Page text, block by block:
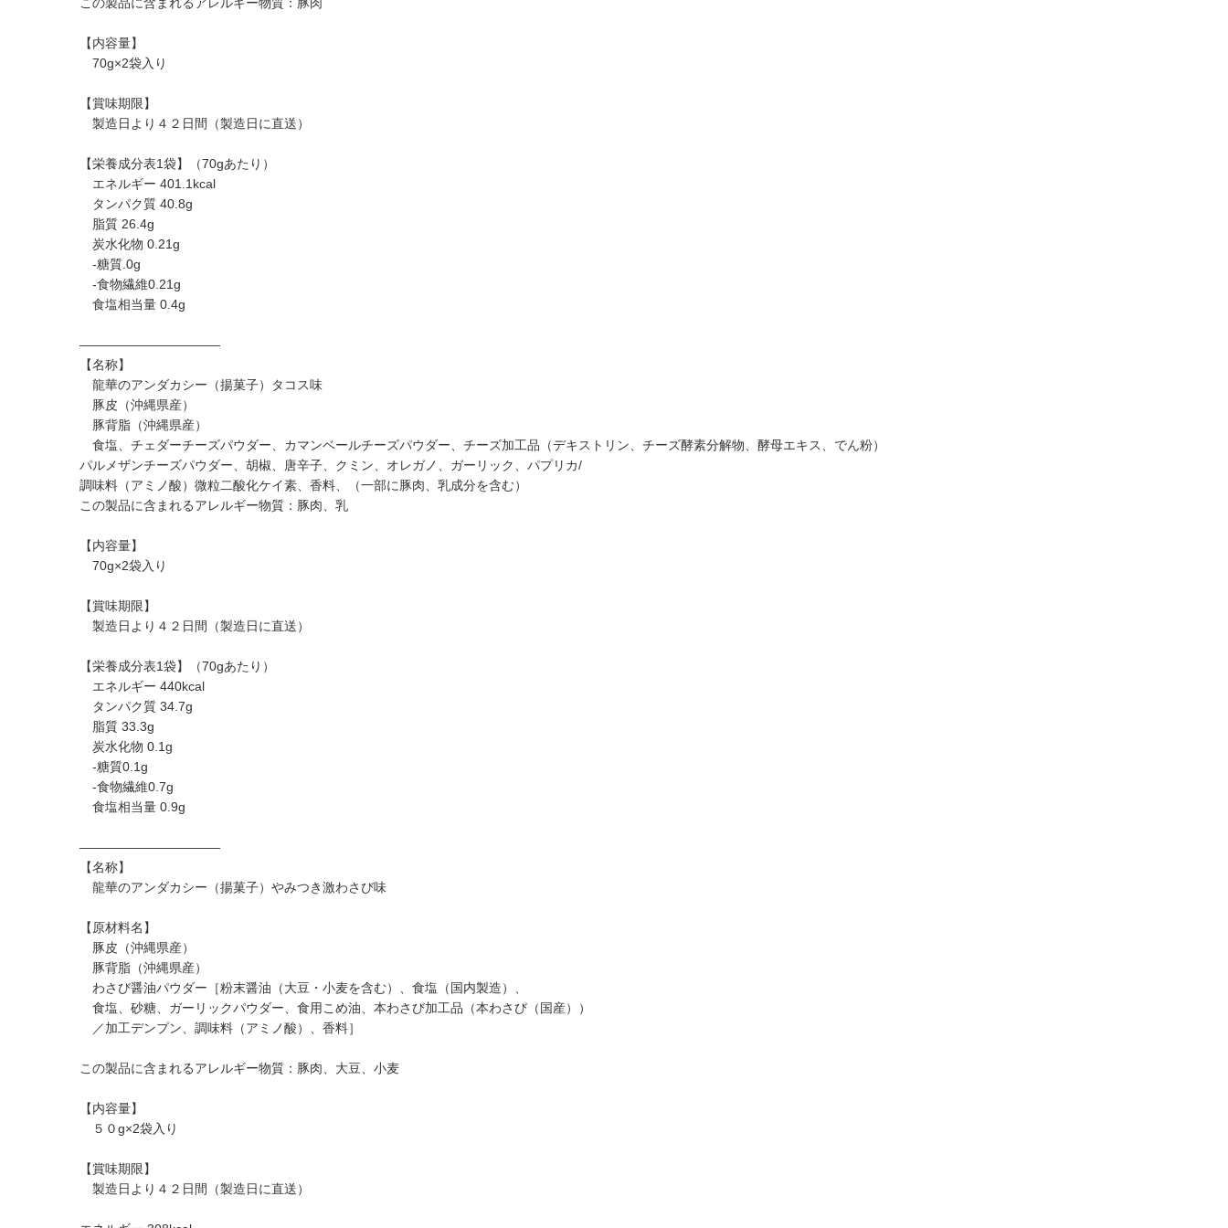
【内容量】
70g×2袋入り
【賞味期限】
製造日より４２日間（製造日に直送）
【栄養成分表1袋】（70gあたり）
エネルギー 401.1kcal
タンパク質 40.8g
脂質 26.4g
炭水化物 0.21g
-糖質.0g
-食物繊維0.21g
食塩相当量 0.4g
———————————
【名称】
龍華のアンダカシー（揚菓子）タコス味
豚皮（沖縄県産）
豚背脂（沖縄県産）
食塩、チェダーチーズパウダー、カマンベールチーズパウダー、チーズ加工品（デキストリン、チーズ酵素分解物、酵母エキス、でん粉）
パルメザンチーズパウダー、胡椒、唐辛子、クミン、オレガノ、ガーリック、パプリカ/
調味料（アミノ酸）微粒二酸化ケイ素、香料、（一部に豚肉、乳成分を含む）
この製品に含まれるアレルギー物質：豚肉、乳
【内容量】
70g×2袋入り
【賞味期限】
製造日より４２日間（製造日に直送）
【栄養成分表1袋】（70gあたり）
エネルギー 440kcal
タンパク質 34.7g
脂質 33.3g
炭水化物 0.1g
-糖質0.1g
-食物繊維0.7g
食塩相当量 0.9g
———————————
【名称】
龍華のアンダカシー（揚菓子）やみつき激わさび味
【原材料名】
豚皮（沖縄県産）
豚背脂（沖縄県産）
わさび醤油パウダー［粉末醤油（大豆・小麦を含む）、食塩（国内製造）、
食塩、砂糖、ガーリックパウダー、食用こめ油、本わさび加工品（本わさび（国産））
／加工デンプン、調味料（アミノ酸）、香料］
この製品に含まれるアレルギー物質：豚肉、大豆、小麦
【内容量】
５０g×2袋入り
【賞味期限】
製造日より４２日間（製造日に直送）